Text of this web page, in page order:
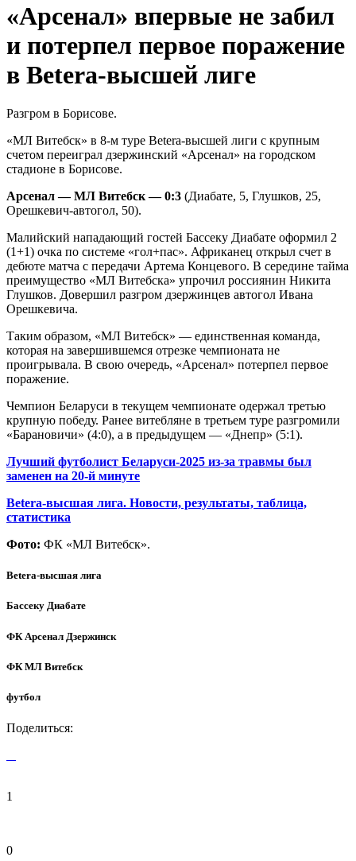
«Арсенал» впервые не забил
и потерпел первое поражение
в Betera-высшей лиге
Разгром в Борисове.
«МЛ Витебск» в 8-м туре Betera-высшей лиги с крупным
счетом переиграл дзержинский «Арсенал» на городском
стадионе в Борисове.
Арсенал — МЛ Витебск — 0:3 (Диабате, 5, Глушков, 25,
Орешкевич-автогол, 50).
Малийский нападающий гостей Бассеку Диабате оформил 2
(1+1) очка по системе «гол+пас». Африканец открыл счет в
дебюте матча с передачи Артема Концевого. В середине тайма
преимущество «МЛ Витебска» упрочил россиянин Никита
Глушков. Довершил разгром дзержинцев автогол Ивана
Орешкевича.
Таким образом, «МЛ Витебск» — единственная команда,
которая на завершившемся отрезке чемпионата не
проигрывала. В свою очередь, «Арсенал» потерпел первое
поражение.
Чемпион Беларуси в текущем чемпионате одержал третью
крупную победу. Ранее витебляне в третьем туре разгромили
«Барановичи» (4:0), а в предыдущем — «Днепр» (5:1).
Лучший футболист Беларуси-2025 из-за травмы был
заменен на 20-й минуте
Betera-высшая лига. Новости, результаты, таблица,
статистика
Фото: ФК «МЛ Витебск».
Betera-высшая лига
Бассеку Диабате
ФК Арсенал Дзержинск
ФК МЛ Витебск
футбол
Поделиться:
1
0